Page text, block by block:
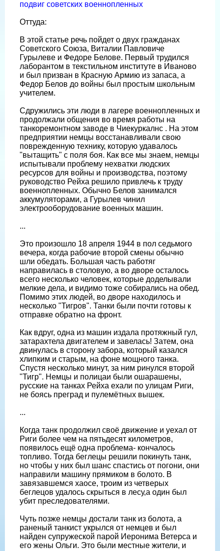
подвиг советских военнопленных
Оттуда:
В этой статье речь пойдет о двух гражданах
Советского Союза, Виталии Павловиче
Гурылеве и Федоре Белове. Первый трудился
лаборантом в текстильном институте в Иваново
и был призван в Красную Армию из запаса, а
Федор Белов до войны был простым школьным
учителем.
Сдружились эти люди в лагере военнопленных и
продолжали общения во время работы на
танкоремонтном заводе в Чиекуркалнс . На этом
предприятии немцы восстанавливали свою
поврежденную технику, которую удавалось
"вытащить" с поля боя. Как все мы знаем, немцы
испытывали проблему нехватки людских
ресурсов для войны и производства, поэтому
руководство Рейха решило привлечь к труду
военнопленных. Обычно Белов занимался
аккумуляторами, а Гурылев чинил
электрооборудование военных машин.
...
Это произошло 18 апреля 1944 в пол седьмого
вечера, когда рабочие второй смены обычно
шли обедать. Большая часть работяг
направилась в столовую, а во дворе осталось
всего несколько человек, которые доделывали
мелкие дела, и видимо тоже собирались на обед.
Помимо этих людей, во дворе находилось и
несколько "Тигров". Танки были почти готовы к
отправке обратно на фронт.
Как вдруг, одна из машин издала протяжный гул,
затарахтела двигателем и завелась! Затем, она
двинулась в сторону забора, который казался
хлипким и старым, на фоне мощного танка.
Спустя несколько минут, за ним ринулся второй
"Тигр". Немцы и полицаи были ошарашены,
русские на танках Рейха ехали по улицам Риги,
не боясь преград и пулемётных вышек.
...
Когда танк продолжил своё движение и уехал от
Риги более чем на пятьдесят километров,
появилось ещё одна проблема- кончалось
топливо. Тогда беглецы решили покинуть танк,
но чтобы у них был шанс спастись от погони, они
направили машину прямиком в болото. В
завязавшемся хаосе, троим из четверых
беглецов удалось скрыться в лесу,а один был
убит преследователями.
Чуть позже немцы достали танк из болота, а
раненый танкист укрылся от немцев и был
найден супружеской парой Иеронима Ветерса и
его жены Ольги. Это были местные жители, и